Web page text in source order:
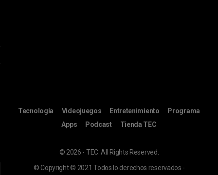
Tecnología Videojuegos Entretenimiento
Programa
Apps
Podcast Tienda TEC
© 2026 - TEC. All Rights Reserved.
© Copyright © 2021 Todos lo derechos reservados -